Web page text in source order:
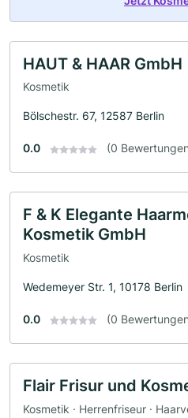
HAUT & HAAR GmbH
Kosmetik
Bölschestr. 67, 12587 Berlin
0.0 (0
F & K Elegante
Kosmetik GmbH
Kosmetik
Wedemeyer Str. 1, 10178 Berlin
0.0 (0
Flair Frisur und
Kosmetik · Herrenfriseur ·